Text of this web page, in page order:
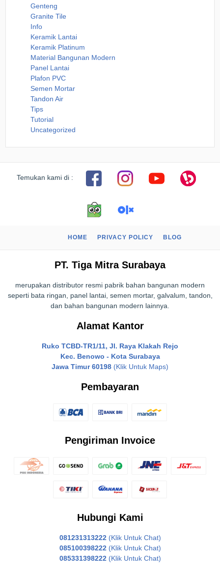
Genteng
Granite Tile
Info
Keramik Lantai
Keramik Platinum
Material Bangunan Modern
Panel Lantai
Plafon PVC
Semen Mortar
Tandon Air
Tips
Tutorial
Uncategorized
Temukan kami di :
HOME PRIVACY POLICY BLOG
PT. Tiga Mitra Surabaya
merupakan distributor resmi pabrik bahan bangunan modern
seperti bata ringan, panel lantai, semen mortar, galvalum, tandon,
dan bahan bangunan modern lainnya.
Alamat Kantor
Ruko TCBD-TR1/11, Jl. Raya Klakah Rejo
Kec. Benowo - Kota Surabaya
Jawa Timur 60198 (Klik Untuk Maps)
Pembayaran
Pengiriman Invoice
Hubungi Kami
081231313222 (Klik Untuk Chat)
085100398222 (Klik Untuk Chat)
085331398222 (Klik Untuk Chat)